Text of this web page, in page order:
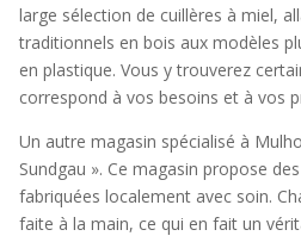
large sélection de cuillères à miel,
traditionnels en bois aux modèles
en plastique. Vous y trouverez
correspond à vos besoins et à vos
Un autre magasin spécialisé à
Sundgau ». Ce magasin propose
fabriquées localement avec soin.
faite à la main, ce qui en fait un